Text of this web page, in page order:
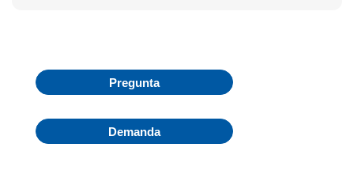
Pregunta
Demanda